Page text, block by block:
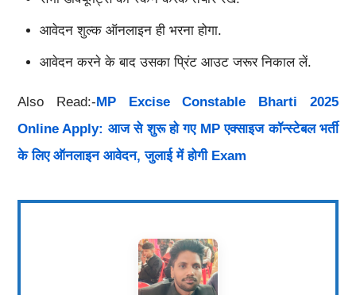
आवेदन शुल्क ऑनलाइन ही भरना होगा.
आवेदन करने के बाद उसका प्रिंट आउट जरूर निकाल लें.
Also Read:-MP Excise Constable Bharti 2025
Online Apply: आज से शुरू हो गए MP एक्साइज कॉन्स्टेबल भर्ती
के लिए ऑनलाइन आवेदन, जुलाई में होगी Exam